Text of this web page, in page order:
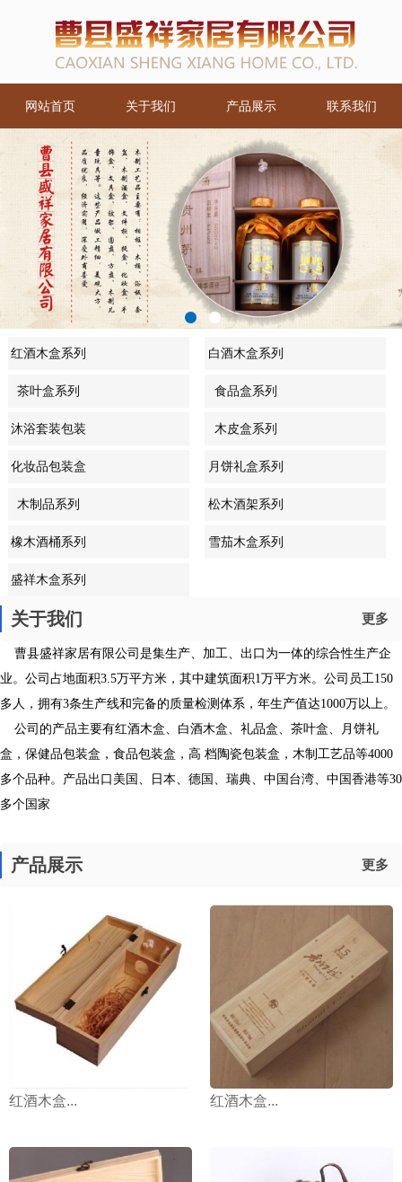
网站首页 关于我们 产品展示 联系我们
红酒木盒系列 白酒木盒系列
茶叶盒系列 食品盒系列
沐浴套装包装
盒系列
木皮盒系列
化妆品包装盒
系列
月饼礼盒系列
木制品系列 松木酒架系列
橡木酒桶系列 雪茄木盒系列
盛祥木盒系列
关于我们 更多
曹县盛祥家居有限公司是集生产、加工、出口为一体的综合性生产企
业。公司占地面积3.5万平方米，其中建筑面积1万平方米。公司员工150
多人，拥有3条生产线和完备的质量检测体系，年生产值达1000万以上。
公司的产品主要有红酒木盒、白酒木盒、礼品盒、茶叶盒、月饼礼
盒，保健品包装盒，食品包装盒，高 档陶瓷包装盒，木制工艺品等4000
多个品种。产品出口美国、日本、德国、瑞典、中国台湾、中国香港等30
多个国家
产品展示 更多
红酒木盒... 红酒木盒...